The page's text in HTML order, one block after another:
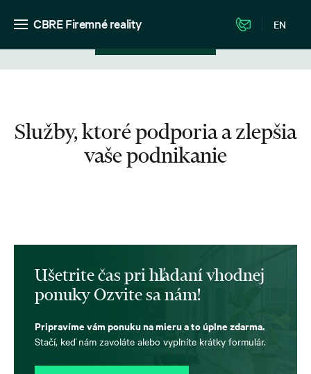
CBRE Firemné reality EN
Služby, ktoré podporia a zlepšia
vaše podnikanie
Ušetrite čas pri hľadaní vhodnej
ponuky Ozvite sa nám!
Pripravíme vám ponuku na mieru a to úplne zdarma.
Stačí, keď nám zavoláte alebo vyplníte krátky formulár.